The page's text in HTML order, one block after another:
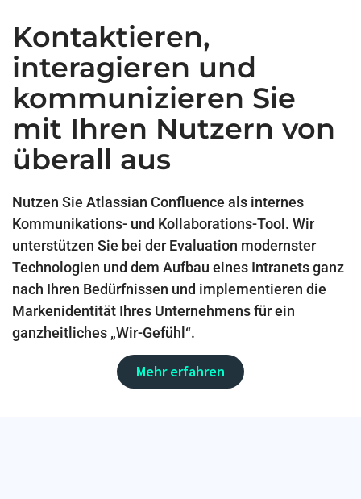
Kontaktieren,
interagieren und
kommunizieren Sie
mit Ihren Nutzern von
überall aus
Nutzen Sie Atlassian Confluence als internes
Kommunikations- und Kollaborations-Tool. Wir
unterstützen Sie bei der Evaluation modernster
Technologien und dem Aufbau eines Intranets ganz
nach Ihren Bedürfnissen und implementieren die
Markenidentität Ihres Unternehmens für ein
ganzheitliches „Wir-Gefühl“.
Mehr erfahren